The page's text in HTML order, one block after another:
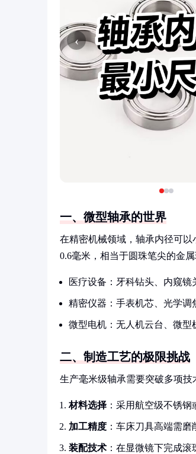
‹
一、微型轴承的世界
在精密机械领域，轴承内径可
0.6毫米，相当于圆珠笔尖的金
医疗设备：牙科钻头、内窥镜
精密仪器：手表机芯、光学调
微型电机：无人机云台、微型
二、制造工艺的极限挑战
生产毫米级轴承需要突破多项技
材料选择 ：采用航空级不锈
加工精度 ：车床刀具高端需
装配技术 ：在显微镜下完成